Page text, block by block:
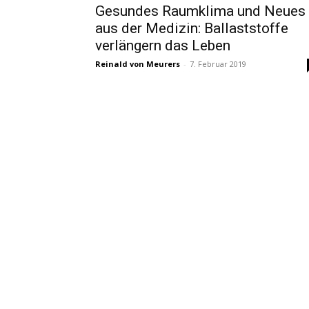
Gesundes Raumklima und Neues
aus der Medizin: Ballaststoffe
verlängern das Leben
Reinald von Meurers - 7. Februar 2019